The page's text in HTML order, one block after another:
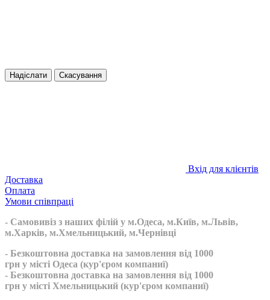
Надіслати Скасування
Вхід для клієнтів
Доставка
Оплата
Умови співпраці
- Самовивіз з наших філій у м.Одеса, м.Київ, м.Львів,
м.Харків, м.Хмельницький, м.Чернівці
- Безкоштовна доставка на замовлення від 1000
грн у місті Одеса (кур'єром компаниї)
- Безкоштовна доставка на замовлення від 1000
грн у місті Хмельницький (кур'єром компаниї)